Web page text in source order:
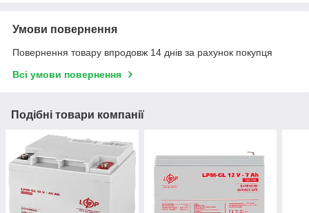
Умови повернення
Повернення товару впродовж 14 днів за рахунок покупця
Всі умови повернення
Подібні товари компанії